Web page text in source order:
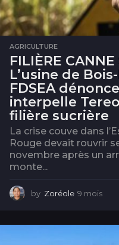
AGRICULTURE
FILIÈRE
L’usine de
FDSEA
interpelle
filière sucrière
La crise couve dans
Rouge devait rouvrir
novembre après un
monte...
by Zoréole 9 mois
i